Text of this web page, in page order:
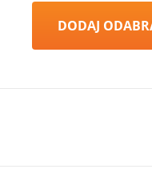
DODAJ